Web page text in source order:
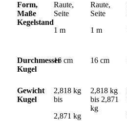
Form,
Maße
Kegelstand
Raute,
Seite
1 m
Raute,
Seite
1 m
Durchmesser
Kugel
16 cm 16 cm
Gewicht
Kugel
2,818 kg
bis
2,871 kg
2,818 kg
bis 2,871
kg